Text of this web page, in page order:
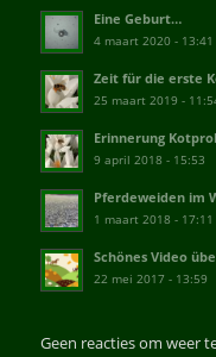
Eine Geburt…
4 maart 2020 - 13:41
Zeit für die erste
25 maart 2019 -
Erinnerung
9 april 2018 - 15:53
Pferdeweiden im
1 maart 2018 - 17:11
Schönes Video
22 mei 2017 - 13:59
Geen reacties om weer